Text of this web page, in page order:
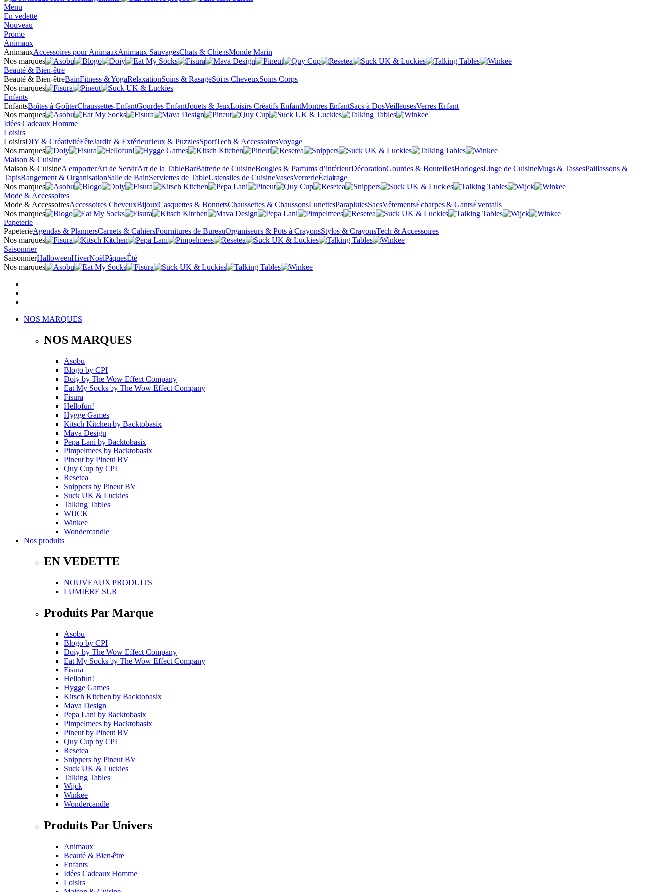
Menu
En vedette
Nouveau
Promo
Animaux
AnimauxAccessoires pour AnimauxAnimaux SauvagesChats & ChiensMonde Marin
Nos marques
Beauté & Bien-être
Beauté & Bien-êtreBainFitness & YogaRelaxationSoins & RasageSoins CheveuxSoins Corps
Nos marques
Enfants
EnfantsBoîtes à GoûterChaussettes EnfantGourdes EnfantJouets & JeuxLoisirs Créatifs EnfantMontres EnfantSacs à DosVeilleusesVerres Enfant
Nos marques
Idées Cadeaux Homme
Loisirs
LoisirsDIY & CréativitéFêteJardin & ExtérieurJeux & PuzzlesSportTech & AccessoiresVoyage
Nos marques
Maison & Cuisine
Maison & CuisineA emporterArt de ServirArt de la TableBarBatterie de CuisineBougies & Parfums d’intérieurDécorationGourdes & BouteillesHorlogesLinge de CuisineMugs & TassesPaillassons &
TapisRangement & OrganisationSalle de BainServiettes de TableUstensiles de CuisineVasesVerrerieÉclairage
Nos marques
Mode & Accessoires
Mode & AccessoiresAccessoires CheveuxBijouxCasquettes & BonnetsChaussettes & ChaussonsLunettesParapluiesSacsVêtementsÉcharpes & GantsÉventails
Nos marques
Papeterie
PapeterieAgendas & PlannersCarnets & CahiersFournitures de BureauOrganiseurs & Pots à CrayonsStylos & CrayonsTech & Accessoires
Nos marques
Saisonnier
SaisonnierHalloweenHiverNoëlPâquesÉté
Nos marques
NOS MARQUES
NOS MARQUES
Asobu
Blogo by CPI
Doiy by The Wow Effect Company
Eat My Socks by The Wow Effect Company
Fisura
Hellofun!
Hygge Games
Kitsch Kitchen by Backtobasix
Mava Design
Pepa Lani by Backtobasix
Pimpelmees by Backtobasix
Pineut by Pineut BV
Quy Cup by CPI
Resetea
Snippers by Pineut BV
Suck UK & Luckies
Talking Tables
WIJCK
Winkee
Wondercandle
Nos produits
EN VEDETTE
NOUVEAUX PRODUITS
LUMIÈRE SUR
Produits Par Marque
Asobu
Blogo by CPI
Doiy by The Wow Effect Company
Eat My Socks by The Wow Effect Company
Fisura
Hellofun!
Hygge Games
Kitsch Kitchen by Backtobasix
Mava Design
Pepa Lani by Backtobasix
Pimpelmees by Backtobasix
Pineut by Pineut BV
Quy Cup by CPI
Resetea
Snippers by Pineut BV
Suck UK & Luckies
Talking Tables
Wijck
Winkee
Wondercandle
Produits Par Univers
Animaux
Beauté & Bien-être
Enfants
Idées Cadeaux Homme
Loisirs